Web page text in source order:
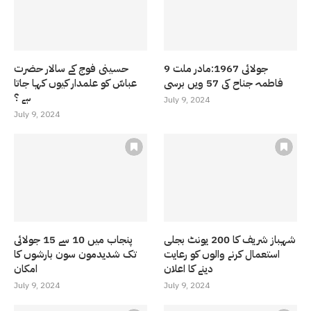
حسینی فوج کے سالار حضرت
عباسّ کو علمدار کیوں کہا جاتا
ہے ؟
July 9, 2024
9 جولائی 1967:مادر ملت
فاطمہ جناح کی 57 ویں برسی
July 9, 2024
پنجاب میں 10 سے 15 جولائی
تک شدیدمون سون بارشوں کا
امکان
July 9, 2024
شہباز شریف کا 200 یونٹ بجلی
استعمال کرنے والوں کو رعایت
دینے کا اعلان
July 9, 2024